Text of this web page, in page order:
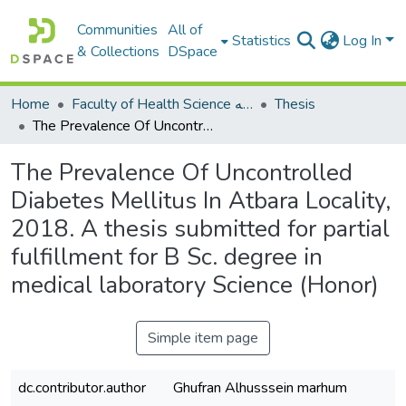
Communities
& Collections
All of
DSpace
Statistics Log In
Home Faculty of Health Science كلية العلوم الصحيه
Thesis
The Prevalence Of Uncontrolled Diabetes Mellitus In Atbara Locality, 2018. A thesis submitted for partial fulfillment for B Sc. degree in medical laboratory Science (Honor)
The Prevalence Of Uncontrolled
Diabetes Mellitus In Atbara Locality,
2018. A thesis submitted for partial
fulfillment for B Sc. degree in
medical laboratory Science (Honor)
Simple item page
dc.contributor.author Ghufran Alhusssein marhum